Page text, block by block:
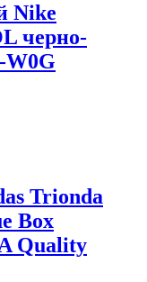
Nike
черно-
W0G
Trionda
Box
Quality